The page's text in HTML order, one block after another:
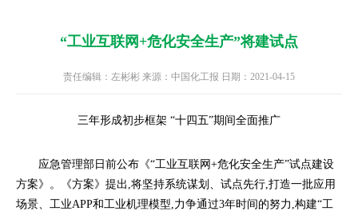
“工业互联网+危化安全生产”将建试点
责任编辑：左彬彬 来源：中国化工报 日期：2021-04-15
三年形成初步框架 “十四五”期间全面推广
应急管理部日前公布《“工业互联网+危化安全生产”试点建设
方案》。《方案》提出,将坚持系统谋划、试点先行,打造一批应用
场景、工业APP和工业机理模型,力争通过3年时间的努力,构建“工